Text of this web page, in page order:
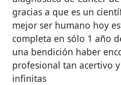
gracias a que es un
mejor ser humano hoy
completa en sólo 1 año
una bendición haber
profesional tan acertivo
infinitas